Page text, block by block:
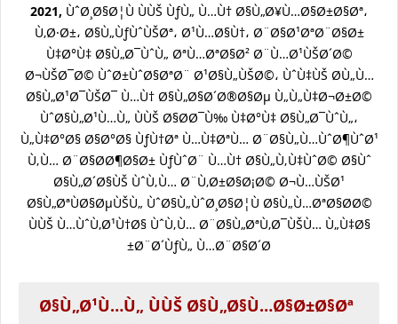
2021, ÙˆØ¸Ø§Ø¦Ù ÙÙŠ ÙƒÙ„ Ù…Ù† Ø§Ù„Ø¥Ù…Ø§Ø±Ø§Øª،
Ù‚Ø·Ø±، Ø§Ù„ÙƒÙˆÙŠØª، Ø¹Ù…Ø§Ù†، Ø¨Ø§Ø¹ØªØ¨Ø§Ø±
Ù‡Ø°Ù‡ Ø§Ù„Ø¯ÙˆÙ„ ØªÙ…ØªØ§Ø² Ø¨Ù…Ø¹ÙŠØ´Ø©
Ø¬ÙŠØ¯Ø© ÙˆØ±ÙˆØ§ØªØ¨ Ø¹Ø§Ù„ÙŠØ©، ÙˆÙ‡ÙŠ Ø­Ù„Ù…
Ø§Ù„Ø¹Ø¯ÙŠØ¯ Ù…Ù† Ø§Ù„Ø§Ø´Ø®Ø§Øµ Ù„Ù„Ù‡Ø¬Ø±Ø©
ÙˆØ§Ù„Ø¹Ù…Ù„ ÙÙŠ Ø§Ø­Ø¯Ù‰ Ù‡Ø°Ù‡ Ø§Ù„Ø¯ÙˆÙ„،
Ù„Ù‡Ø°Ø§ Ø§Ø°Ø§ ÙƒÙ†Øª Ù…Ù‡ØªÙ… Ø¨Ø§Ù„Ù…ÙˆØ¶ÙˆØ¹
Ù‚Ù… Ø¨Ø§Ø­Ø¶Ø§Ø± ÙƒÙˆØ¨ Ù…Ù† Ø§Ù„Ù‚Ù‡ÙˆØ© Ø§Ùˆ
Ø§Ù„Ø´Ø§ÙŠ ÙˆÙ‚Ù… Ø¨Ù‚Ø±Ø§Ø¡Ø© Ø¬Ù…ÙŠØ¹
Ø§Ù„ØªÙØ§ØµÙŠÙ„ ÙˆØ§Ù„ÙˆØ¸Ø§Ø¦Ù Ø§Ù„Ù…ØªØ§Ø­Ø©
ÙÙŠ Ù…ÙˆÙ‚Ø¹Ù†Ø§ ÙˆÙ‚Ù… Ø¨Ø§Ù„ØªÙ‚Ø¯ÙŠÙ… Ù„Ù‡Ø§
Ø¨Ø´ÙƒÙ„ Ù…Ø¨Ø§Ø´Ø±
Ø§Ù„Ø¹Ù…Ù„ ÙÙŠ Ø§Ù„Ø§Ù…Ø§Ø±Ø§Øª